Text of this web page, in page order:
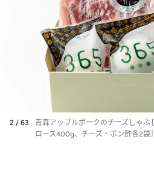
2 / 63
青森アップルポークのチーズしゃ
ロース400g、チーズ・ポン酢各2袋